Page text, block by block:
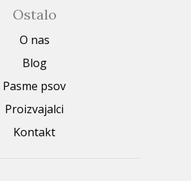
Ostalo
O nas
Blog
Pasme psov
Proizvajalci
Kontakt